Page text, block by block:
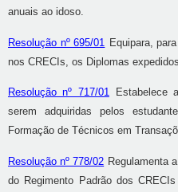
anuais ao idoso.
Resolução nº 695/01
Equipara,
nos CRECIs, os Diplomas
Resolução nº 717/01
Estabelece
serem adquiridas pelos
Formação de Técnicos em
Resolução nº 778/02 Regulamenta
do Regimento Padrão dos